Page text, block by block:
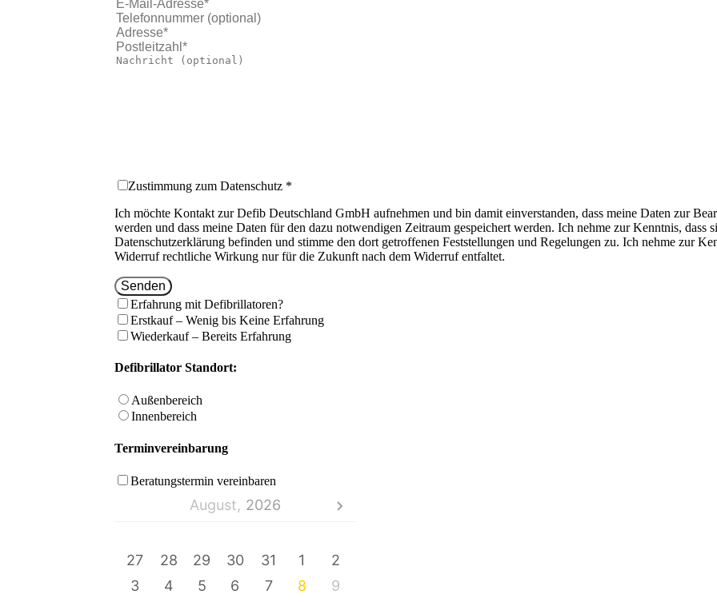
Zustimmung zum Datenschutz *
Ich möchte Kontakt zur Defib Deutschland GmbH aufnehmen und bin damit einverstanden, dass meine Daten zur
werden und dass meine Daten für den dazu notwendigen Zeitraum gespeichert werden. Ich nehme zur Kenntnis,
Datenschutzerklärung befinden und stimme den dort getroffenen Feststellungen und Regelungen zu. Ich nehme zur
Widerruf rechtliche Wirkung nur für die Zukunft nach dem Widerruf entfaltet.
Senden
Erfahrung mit Defibrillatoren?
Erstkauf – Wenig bis Keine Erfahrung
Wiederkauf – Bereits Erfahrung
Defibrillator Standort:
Außenbereich
Innenbereich
Terminvereinbarung
Beratungstermin vereinbaren
August, 2026
27 28 29 30 31 1
2
3
4 5 6 7 8
9